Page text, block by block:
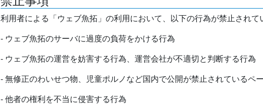
利用者による「ウェブ魚拓」の利用において、以下の行為が禁止されて
- ウェブ魚拓のサーバに過度の負荷をかける行為
- ウェブ魚拓の運営を妨害する行為、運営会社が不適切と判断する行為
- 無修正のわいせつ物、児童ポルノなど国内で公開が禁止されているペー
- 他者の権利を不当に侵害する行為